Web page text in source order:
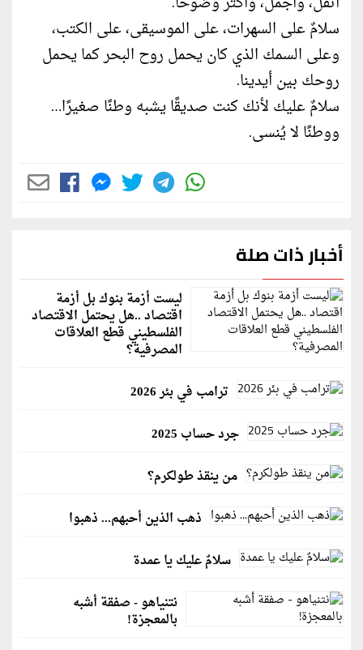
سلامٌ على السهرات، على الموسيقى، على الكتب،
وعلى السمك الذي كان يحمل روح البحر كما يحمل
روحك بين أيدينا.
سلامٌ عليك لأنك كنت صديقًا يشبه وطنًا صغيرًا…
ووطنًا لا يُنسى.
أخبار ذات صلة
ليست أزمة بنوك بل أزمة
اقتصاد ..هل يحتمل الاقتصاد
الفلسطيني قطع العلاقات
المصرفية؟
ترامب في بئر 2026
جرد حساب 2025
من ينقذ طولكرم؟
ذهب الذين أحبهم... ذهبوا
سلامٌ عليك يا عمدة
نتنياهو - صفقة أشبه
بالمعجزة!